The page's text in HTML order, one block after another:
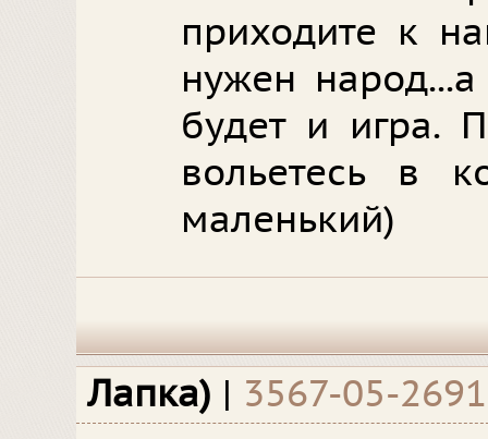
приходите к
нужен
будет и игра.
вольетесь в
маленький)
Лапка) | 3567-05-2691